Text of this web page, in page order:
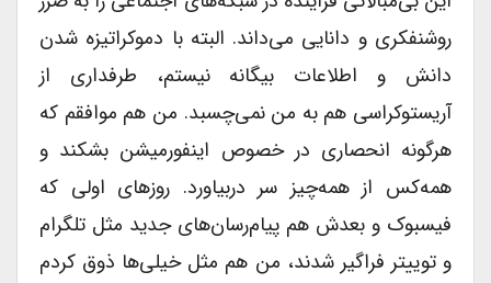
روشنفکری و دانایی می‌داند. البته با دموکراتیزه شدن
دانش و اطلاعات بیگانه نیستم، طرفداری از
آریستوکراسی هم به من نمی‌چسبد. من هم موافقم که
هر‌گونه انحصاری در خصوص اینفورمیشن بشکند و
همه‌کس از همه‌چیز سر دربیاورد. روزهای اولی که
فیسبوک و بعدش هم پیام‌رسان‌های جدید مثل تلگرام
و توییتر فراگیر شدند، من هم مثل خیلی‌ها ذوق کردم